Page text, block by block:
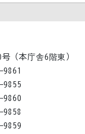
（本庁舎6階東）
9855
9860
9858
9859